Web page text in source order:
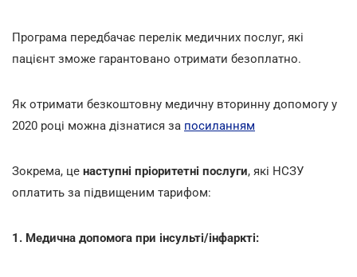
Програма передбачає перелік медичних послуг, які
пацієнт зможе гарантовано отримати безоплатно.
Як отримати безкоштовну медичну вторинну допомогу у
2020 році можна дізнатися за посиланням
Зокрема, це наступні пріоритетні послуги, які НСЗУ
оплатить за підвищеним тарифом:
1. Медична допомога при інсульті/інфаркті: